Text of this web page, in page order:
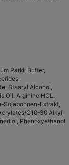
Parkii Butter,
Stearyl Alcohol,
Oil, Arginine HCL,
Sojabohnen-Extrakt,
C10-30 Alkyl
Phenoxyethanol